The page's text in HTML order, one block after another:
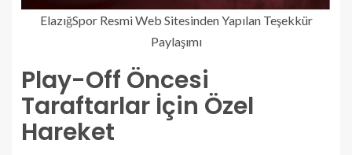
ElazığSpor Resmi Web Sitesinden Yapılan Teşekkür
Paylaşımı
Play-Off Öncesi
Taraftarlar İçin Özel
Hareket